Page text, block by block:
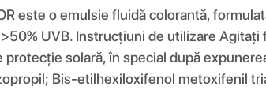
este o emulsie fluidă colorantă,
UVB. Instrucțiuni de utilizare
solară, în special după
Bis-etilhexiloxifenol metoxifenil